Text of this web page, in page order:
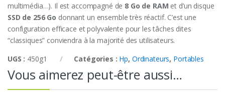
multimédia…). Il est accompagné de 8 Go de RAM et d’un disque
SSD de 256 Go donnant un ensemble très réactif. C’est une
configuration efficace et polyvalente pour les tâches dites
“classiques” conviendra à la majorité des utilisateurs.
UGS : 450g1 Catégories : Hp, Ordinateurs, Portables
Vous aimerez peut-être aussi…